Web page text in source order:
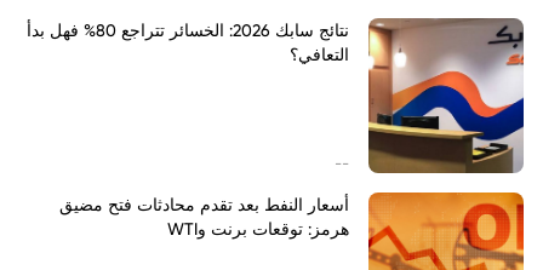
نتائج سابك 2026: الخسائر تتراجع 80% فهل بدأ
التعافي؟
--
أسعار النفط بعد تقدم محادثات فتح مضيق
هرمز: توقعات برنت وWTI